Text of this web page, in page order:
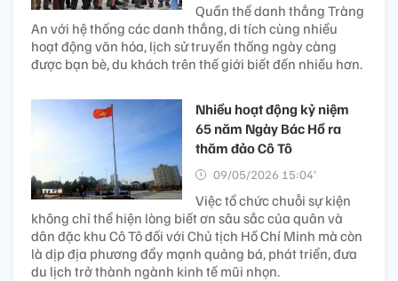
Quần thể danh thắng Tràng
An với hệ thống các danh thắng, di tích cùng nhiều
hoạt động văn hóa, lịch sử truyền thống ngày càng
được bạn bè, du khách trên thế giới biết đến nhiều hơn.
Nhiều hoạt động kỷ niệm
65 năm Ngày Bác Hồ ra
thăm đảo Cô Tô
09/05/2026 15:04’
Việc tổ chức chuỗi sự kiện
không chỉ thể hiện lòng biết ơn sâu sắc của quân và
dân đặc khu Cô Tô đối với Chủ tịch Hồ Chí Minh mà còn
là dịp địa phương đẩy mạnh quảng bá, phát triển, đưa
du lịch trở thành ngành kinh tế mũi nhọn.